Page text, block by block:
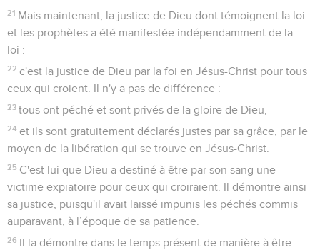
21 Mais maintenant, la justice de Dieu dont témoignent la loi
et les prophètes a été manifestée indépendamment de la
loi :
22 c'est la justice de Dieu par la foi en Jésus-Christ pour tous
ceux qui croient. Il n'y a pas de différence :
23 tous ont péché et sont privés de la gloire de Dieu,
24 et ils sont gratuitement déclarés justes par sa grâce, par le
moyen de la libération qui se trouve en Jésus-Christ.
25 C'est lui que Dieu a destiné à être par son sang une
victime expiatoire pour ceux qui croiraient. Il démontre ainsi
sa justice, puisqu'il avait laissé impunis les péchés commis
auparavant, à l’époque de sa patience.
26 Il la démontre dans le temps présent de manière à être